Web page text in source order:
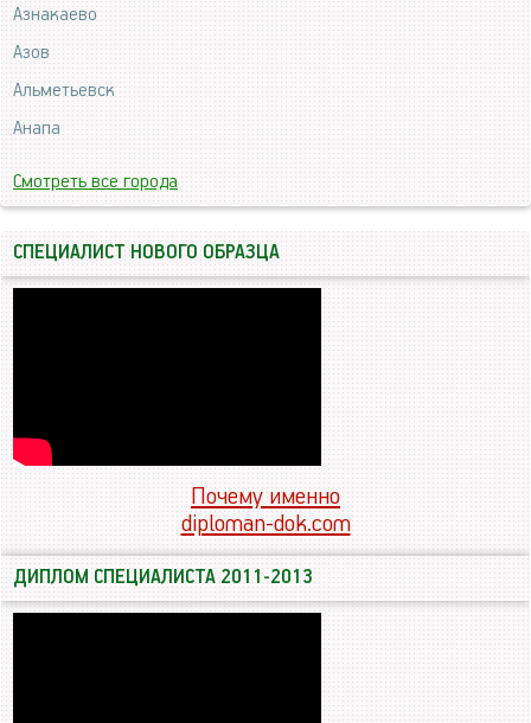
Азнакаево
Азов
Альметьевск
Анапа
Смотреть все города
СПЕЦИАЛИСТ НОВОГО ОБРАЗЦА
Почему именно
diploman-dok.com
ДИПЛОМ СПЕЦИАЛИСТА 2011-2013